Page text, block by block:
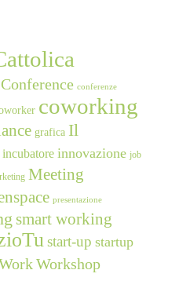
Conference conferenze
coworking
grafica Il
incubatore innovazione job
Meeting
presentazione
smart working
start-up startup
Workshop